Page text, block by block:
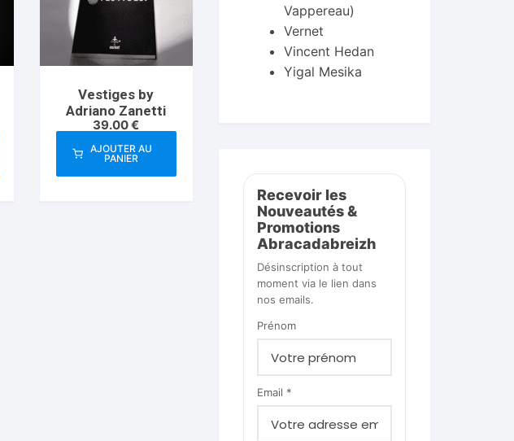
Vestiges by
Adriano Zanetti
39.00€
AJOUTER AU
PANIER
Vappereau)
Vernet
Vincent Hedan
Yigal Mesika
Recevoir les
Nouveautés &
Promotions
Abracadabreizh
Désinscription à tout
moment via le lien dans
nos emails.
Prénom
Email *